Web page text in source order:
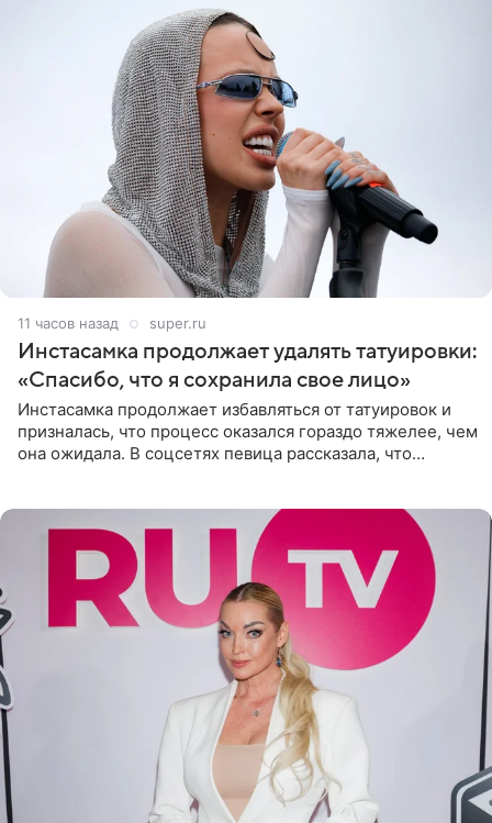
11 часов назад super.ru
Инстасамка продолжает удалять татуировки:
«Спасибо, что я сохранила свое лицо»
Инстасамка продолжает избавляться от татуировок и
призналась, что процесс оказался гораздо тяжелее, чем
она ожидала. В соцсетях певица рассказала, что